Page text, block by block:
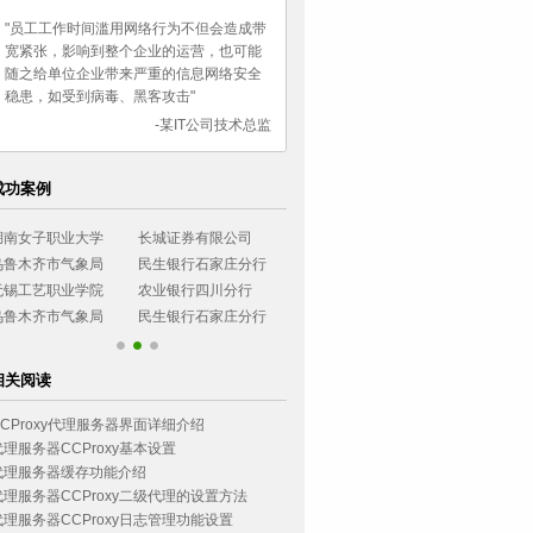
"员工工作时间滥用网络行为不但会造成带
宽紧张，影响到整个企业的运营，也可能
随之给单位企业带来严重的信息网络安全
稳患，如受到病毒、黑客攻击"
-某IT公司技术总监
功案例
南女子职业大学
长城证券有限公司
鲁木齐市气象局
民生银行石家庄分行
锡工艺职业学院
农业银行四川分行
鲁木齐市气象局
民生银行石家庄分行
关阅读
代理服务器界面详细介绍
理服务器CCProxy基本设置
理服务器缓存功能介绍
理服务器CCProxy二级代理的设置方法
理服务器CCProxy日志管理功能设置